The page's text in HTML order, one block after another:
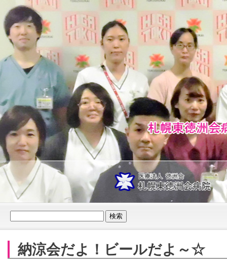
納涼会だよ！ビールだよ～☆